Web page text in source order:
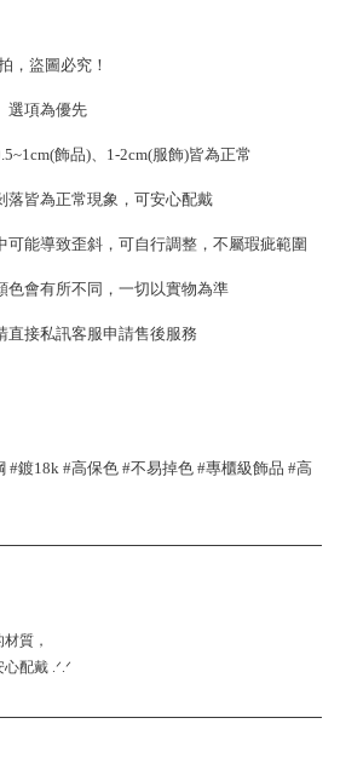
，盜圖必究！
選項為優先
飾品)、1-2cm(服飾)皆為正常
皆為正常現象，可安心配戴
能導致歪斜，可自行調整，不屬瑕疵範圍
會有所不同，一切以實物為準
接私訊客服申請售後服務
#鍍18k #高保色 #不易掉色 #專櫃級飾品 #高
質，
配戴 .ᐟ.ᐟ